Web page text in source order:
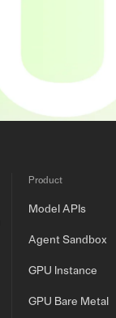
Product
Model APIs
Agent Sandbox
GPU Instance
GPU Bare Metal